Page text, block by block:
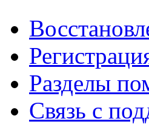
Разделы
Связь с